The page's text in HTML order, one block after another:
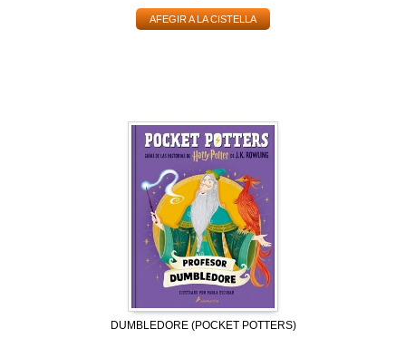
AFEGIR A LA CISTELLA
DUMBLEDORE (POCKET POTTERS)